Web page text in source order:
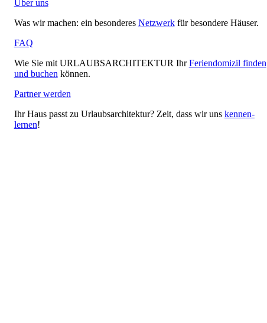
Über uns
Was wir machen: ein beson­deres Netzwerkfür besondere Häuser.
FAQ
Wie Sie mit URLAUBSARCHITEKTUR IhrFeri­en­do­mizil finden
und buchen können.
Partner werden
Ihr Haus passt zu Urlaubs­ar­chi­tektur? Zeit, dass wir uns ken­nen­
lernen!